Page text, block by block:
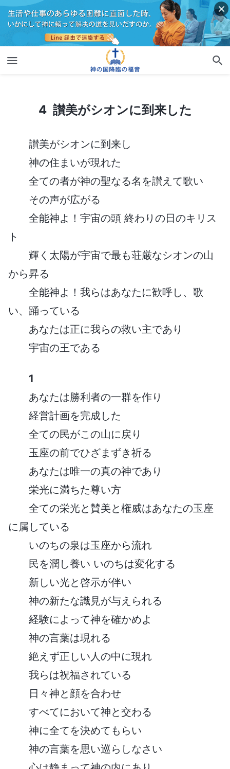
4 讃美がシオンに到来した
讃美がシオンに到来し
神の住まいが現れた
全ての者が神の聖なる名を讃えて歌い
その声が広がる
全能神よ！宇宙の頭 終わりの日のキリス
ト
輝く太陽が宇宙で最も荘厳なシオンの山
から昇る
全能神よ！我らはあなたに歓呼し、歌
い、踊っている
あなたは正に我らの救い主であり
宇宙の王である
1
あなたは勝利者の一群を作り
経営計画を完成した
全ての民がこの山に戻り
玉座の前でひざまずき祈る
あなたは唯一の真の神であり
栄光に満ちた尊い方
全ての栄光と賛美と権威はあなたの玉座
に属している
いのちの泉は玉座から流れ
民を潤し養い いのちは変化する
新しい光と啓示が伴い
神の新たな識見が与えられる
経験によって神を確かめよ
神の言葉は現れる
絶えず正しい人の中に現れ
我らは祝福されている
日々神と顔を合わせ
すべてにおいて神と交わる
神に全てを決めてもらい
神の言葉を思い巡らしなさい